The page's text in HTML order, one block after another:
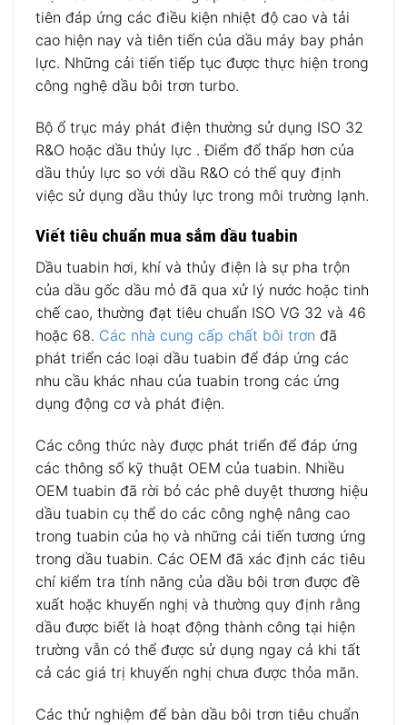
tiên đáp ứng các điều kiện nhiệt độ cao và tải
cao hiện nay và tiên tiến của dầu máy bay phản
lực. Những cải tiến tiếp tục được thực hiện trong
công nghệ dầu bôi trơn turbo.
Bộ ổ trục máy phát điện thường sử dụng ISO 32
R&O hoặc dầu thủy lực . Điểm đổ thấp hơn của
dầu thủy lực so với dầu R&O có thể quy định
việc sử dụng dầu thủy lực trong môi trường lạnh.
Viết tiêu chuẩn mua sắm dầu tuabin
Dầu tuabin hơi, khí và thủy điện là sự pha trộn
của dầu gốc dầu mỏ đã qua xử lý nước hoặc tinh
chế cao, thường đạt tiêu chuẩn ISO VG 32 và 46
hoặc 68. Các nhà cung cấp chất bôi trơn đã
phát triển các loại dầu tuabin để đáp ứng các
nhu cầu khác nhau của tuabin trong các ứng
dụng động cơ và phát điện.
Các công thức này được phát triển để đáp ứng
các thông số kỹ thuật OEM của tuabin. Nhiều
OEM tuabin đã rời bỏ các phê duyệt thương hiệu
dầu tuabin cụ thể do các công nghệ nâng cao
trong tuabin của họ và những cải tiến tương ứng
trong dầu tuabin. Các OEM đã xác định các tiêu
chí kiểm tra tính năng của dầu bôi trơn được đề
xuất hoặc khuyến nghị và thường quy định rằng
dầu được biết là hoạt động thành công tại hiện
trường vẫn có thể được sử dụng ngay cả khi tất
cả các giá trị khuyến nghị chưa được thỏa mãn.
Các thử nghiệm để bàn dầu bôi trơn tiêu chuẩn